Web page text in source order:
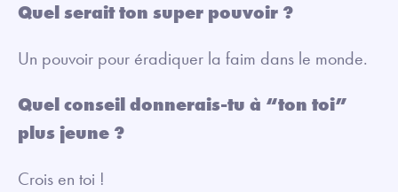
Quel serait ton super pouvoir ?
Un pouvoir pour éradiquer la faim dans le monde.
Quel conseil donnerais-tu à “ton toi”
plus jeune ?
Crois en toi !